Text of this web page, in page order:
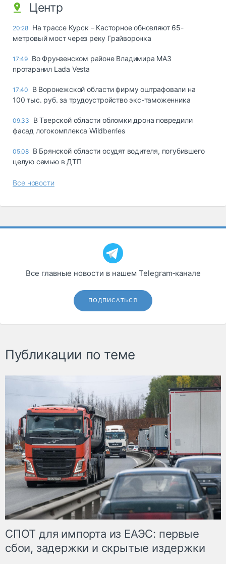
Центр
20:28 На трассе Курск – Касторное обновляют 65-
метровый мост через реку Грайворонка
17:49 Во Фрунзенском районе Владимира МАЗ
протаранил Lada Vesta
17:40
В Воронежской области фирму оштрафовали на
100 тыс. руб. за трудоустройство экс-таможенника
09:33
В Тверской области обломки дрона повредили
фасад логокомплекса Wildberries
05.08 В Брянской области осудят водителя, погубившего
целую семью в ДТП
Все новости
Все главные новости в нашем Telegram‑канале
ПОДПИСАТЬСЯ
Публикации по теме
СПОТ для импорта из ЕАЭС: первые
сбои, задержки и скрытые издержки